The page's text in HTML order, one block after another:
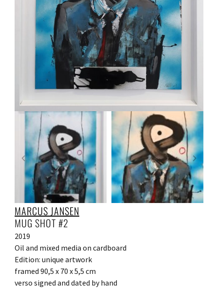
MARCUS JANSEN
MUG SHOT #2
2019
Oil and mixed media on cardboard
Edition: unique artwork
framed 90,5 x 70 x 5,5 cm
verso signed and dated by hand